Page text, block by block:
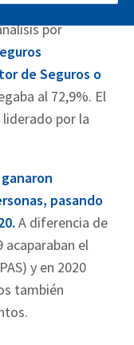
por
de Seguros o
al 72,9%. El
liderado por la
pasando
A diferencia de
el
y en 2020
también